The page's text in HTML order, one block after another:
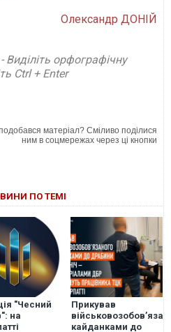
Олександр ДОНІЙ
орфографічну
Ctrl + Enter
матеріал? Сміливо поділися
ним в соцмережах через ці кнопки
ПО ТЕМІ
"Чесний
на
Прикував
кайданками до